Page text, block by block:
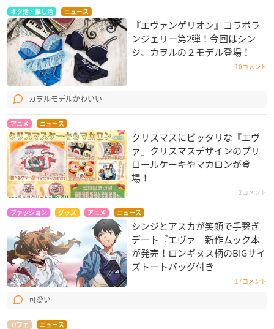
オタ活・推し活 ニュース
『エヴァンゲリオン』コラボラ
ンジェリー第2弾！今回はシン
ジ、カヲルの２モデル登場！
10コメント
カヲルモデルかわいい
アニメ ニュース
クリスマスにピッタリな『エヴ
ァ』クリスマスデザインのプリ
ロールケーキやマカロンが登
場！
2コメント
ファッション グッズ アニメ ニュース
シンジとアスカが笑顔で手繋ぎ
デート『エヴァ』新作ムック本
が発売！ロンギヌス柄のBIGサイ
ズトートバッグ付き
17コメント
可愛い
カフェ ニュース